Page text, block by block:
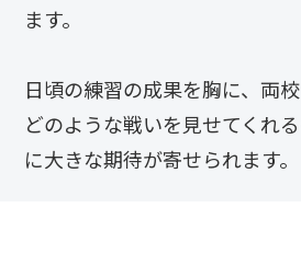
ます。
日頃の練習の成果を胸に、両
どのような戦いを見せてくれ
に大きな期待が寄せられます。